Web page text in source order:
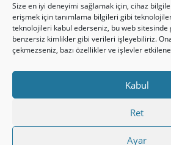
Size en iyi deneyimi sağlamak için, cihaz
erişmek için tanımlama bilgileri gibi
teknolojileri kabul ederseniz, bu web sitesinde
benzersiz kimlikler gibi verileri işleyebiliriz.
çekmezseniz, bazı özellikler ve işlevler
Kabul
Ret
Ayar
mağlup oldular. Bizans’ın
önce söylenmişti.
Şuraya da bakın: Ek XII:
Gizlilik Politikamız